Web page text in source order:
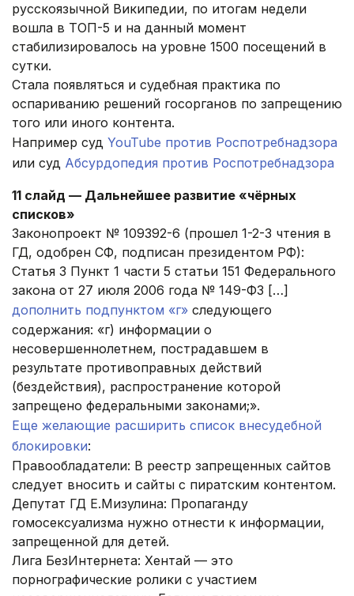
русскоязычной Википедии, по итогам недели
вошла в ТОП-5 и на данный момент
стабилизировалось на уровне 1500 посещений в
сутки.
Стала появляться и судебная практика по
оспариванию решений госорганов по запрещению
того или иного контента.
Например суд YouTube против Роспотребнадзора
или суд Абсурдопедия против Роспотребнадзора
11 слайд — Дальнейшее развитие «чёрных
списков»
Законопроект № 109392-6 (прошел 1-2-3 чтения в
ГД, одобрен СФ, подписан президентом РФ):
Статья 3 Пункт 1 части 5 статьи 151 Федерального
закона от 27 июля 2006 года № 149-ФЗ […]
дополнить подпунктом «г» следующего
содержания: «г) информации о
несовершеннолетнем, пострадавшем в
результате противоправных действий
(бездействия), распространение которой
запрещено федеральными законами;».
Еще желающие расширить список внесудебной
блокировки:
Правообладатели: В реестр запрещенных сайтов
следует вносить и сайты с пиратским контентом.
Депутат ГД Е.Мизулина: Пропаганду
гомосексуализма нужно отнести к информации,
запрещенной для детей.
Лига БезИнтернета: Хентай — это
порнографические ролики с участием